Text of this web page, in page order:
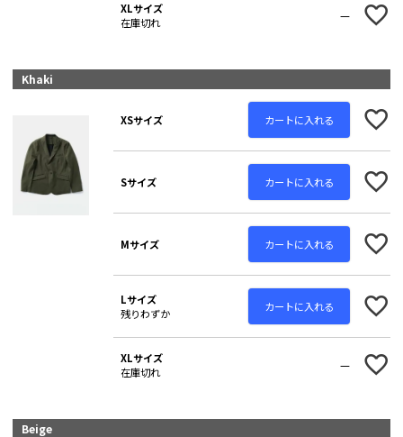
XLサイズ
在庫切れ
—
Khaki
XSサイズ カートに入れる
Sサイズ カートに入れる
Mサイズ カートに入れる
Lサイズ
残りわずか
カートに入れる
XLサイズ
在庫切れ
—
Beige